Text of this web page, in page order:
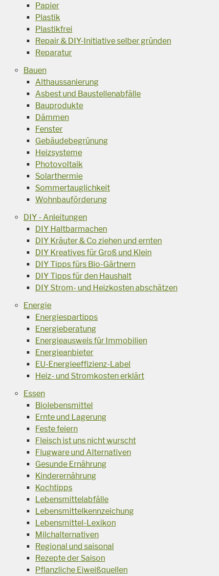
Papier
Plastik
Plastikfrei
Repair & DIY-Initiative selber gründen
Reparatur
Bauen
Althaussanierung
Asbest und Baustellenabfälle
Bauprodukte
Dämmen
Fenster
Gebäudebegrünung
Heizsysteme
Photovoltaik
Solarthermie
Sommertauglichkeit
Wohnbauförderung
DIY - Anleitungen
DIY Haltbarmachen
DIY Kräuter & Co ziehen und ernten
DIY Kreatives für Groß und Klein
DIY Tipps fürs Bio-Gärtnern
DIY Tipps für den Haushalt
DIY Strom- und Heizkosten abschätzen
Energie
Energiespartipps
Energieberatung
Energieausweis für Immobilien
Energieanbieter
EU-Energieeffizienz-Label
Heiz- und Stromkosten erklärt
Essen
Biolebensmittel
Ernte und Lagerung
Feste feiern
Fleisch ist uns nicht wurscht
Flugware und Alternativen
Gesunde Ernährung
Kinderernährung
Kochtipps
Lebensmittelabfälle
Lebensmittelkennzeichung
Lebensmittel-Lexikon
Milchalternativen
Regional und saisonal
Rezepte der Saison
Pflanzliche Eiweißquellen